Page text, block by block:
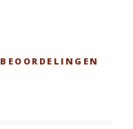
BEOORDELINGEN